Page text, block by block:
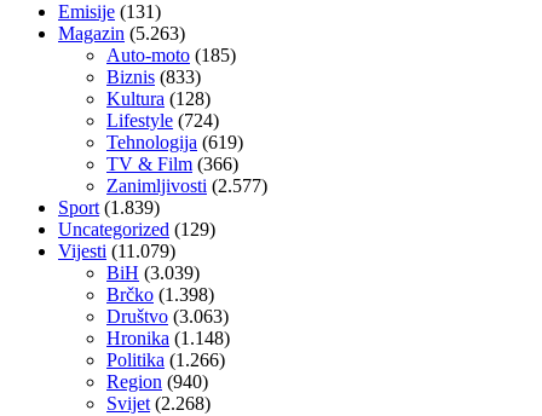
Emisije (131)
Magazin (5.263)
Auto-moto (185)
Biznis (833)
Kultura (128)
Lifestyle (724)
Tehnologija (619)
TV & Film (366)
Zanimljivosti (2.577)
Sport (1.839)
Uncategorized (129)
Vijesti (11.079)
BiH (3.039)
Brčko (1.398)
Društvo (3.063)
Hronika (1.148)
Politika (1.266)
Region (940)
Svijet (2.268)